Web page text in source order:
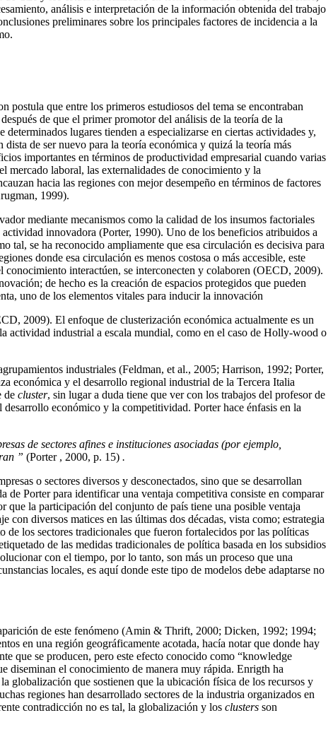
análisis e interpretación de la información obtenida del trabajo
preliminares sobre los principales factores de incidencia a la
que entre los primeros estudiosos del tema se encontraban
de que el primer promotor del análisis de la teoría de la
lugares tienden a especializarse en ciertas actividades y,
dista de ser nuevo para la teoría económica y quizá la teoría más
importantes en términos de productividad empresarial cuando varias
mercado laboral, las externalidades de conocimiento y la
hacia las regiones con mejor desempeño en términos de factores
1999).
mediante mecanismos como la calidad de los insumos factoriales
innovadora (Porter, 1990). Uno de los beneficios atribuidos a
tal, se ha reconocido ampliamente que esa circulación es decisiva para
donde esa circulación es menos costosa o más accesible, este
conocimiento interactúen, se interconecten y colaboren (OECD, 2009).
de hecho es la creación de espacios protegidos que pueden
uno de los elementos vitales para inducir la innovación
2009). El enfoque de clusterización económica actualmente es un
actividad industrial a escala mundial, como en el caso de Holly-wood o
industriales (Feldman, et al., 2005; Harrison, 1992; Porter,
económica y el desarrollo regional industrial de la Tercera Italia
de cluster, sin lugar a duda tiene que ver con los trabajos del profesor de
económico y la competitividad. Porter hace énfasis en la
de sectores afines e instituciones asociadas (por ejemplo,
” (Porter , 2000, p. 15) .
o sectores diversos y desconectados, sino que se desarrollan
Porter para identificar una ventaja competitiva consiste en comparar
que la participación del conjunto de país tiene una posible ventaja
diversos matices en las últimas dos décadas, vista como; estrategia
los sectores tradicionales que fueron fortalecidos por las políticas
de las medidas tradicionales de política basada en los subsidios
con el tiempo, por lo tanto, son más un proceso que una
locales, es aquí donde este tipo de modelos debe adaptarse no
de este fenómeno (Amin & Thrift, 2000; Dicken, 1992; 1994;
en una región geográficamente acotada, hacía notar que donde hay
que se producen, pero este efecto conocido como “knowledge
diseminan el conocimiento de manera muy rápida. Enrigth ha
globalización que sostienen que la ubicación física de los recursos y
regiones han desarrollado sectores de la industria organizados en
contradicción no es tal, la globalización y los clusters son